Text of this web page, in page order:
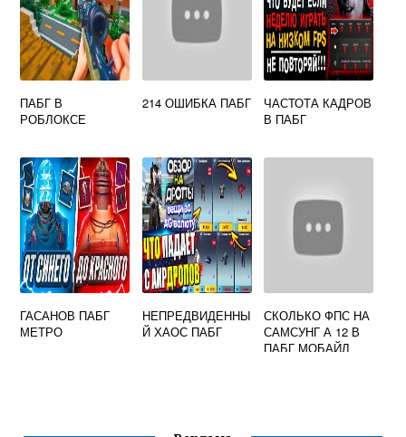
ПАБГ В
РОБЛОКСЕ
214 ОШИБКА ПАБГ
ЧАСТОТА КАДРОВ
В ПАБГ
ГАСАНОВ ПАБГ
МЕТРО
НЕПРЕДВИДЕННЫ
Й ХАОС ПАБГ
СКОЛЬКО ФПС НА
САМСУНГ А 12 В
ПАБГ МОБАЙЛ